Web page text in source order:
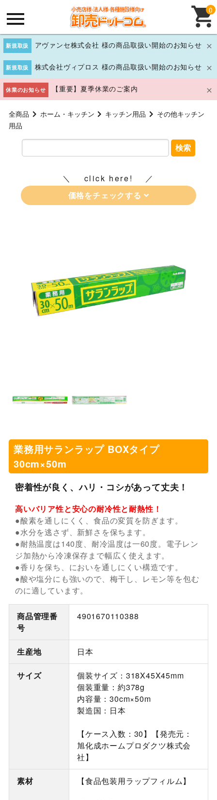
新規取扱 アヴァンセ株式会社 様の商品取扱い開始のお知らせ
新規取扱 株式会社ヴィプロス 様の商品取扱い開始のお知らせ
休業のお知らせ 【重要】夏季休業のご案内
0
全商品 ホーム・キッチン キッチン用品
その他キッチン
用品
検索
click here!
価格をチェックする
業務用サランラップ BOXタイプ
30cm×50m
密着性が良く、ハリ・コシがあって丈夫！
高いバリア性と安心の耐冷性と耐熱性！
●酸素を通しにくく、食品の変質を防ぎます。
●水分を逃さず、新鮮さを保ちます。
●耐熱温度は140度、耐冷温度は一60度。電子レン
ジ加熱から冷凍保存まで幅広く使えます。
●香りを保ち、においを通しにくい構造です。
●酸や塩分にも強いので、梅干し、レモン等を包む
のに適しています。
商品管理番
号
4901670110388
生産地 日本
サイズ
個装サイズ：318X45X45mm
個装重量：約378g
内容量：30cm×50m
製造国：日本
【ケース入数：30】【発売元：
旭化成ホームプロダクツ株式会
社】
素材 【食品包装用ラップフィルム】